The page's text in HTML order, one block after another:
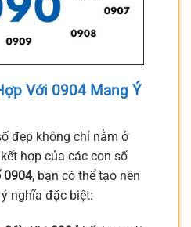
Với 0904 Mang Ý
đẹp không chỉ nằm ở
hợp của các con số
0904, bạn có thể tạo nên
nghĩa đặc biệt: